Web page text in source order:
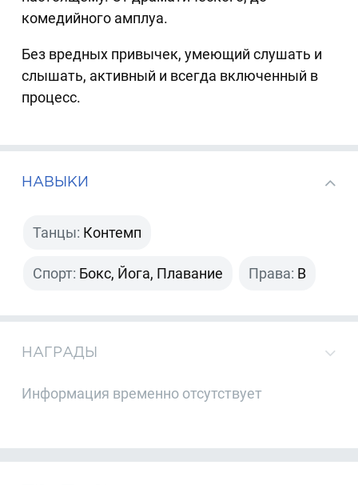
комедийного амплуа.
Без вредных привычек, умеющий слушать и
слышать, активный и всегда включенный в
процесс.
НАВЫКИ
Танцы: Контемп
Спорт: Бокс, Йога, Плавание Права: B
НАГРАДЫ
Информация временно отсутствует